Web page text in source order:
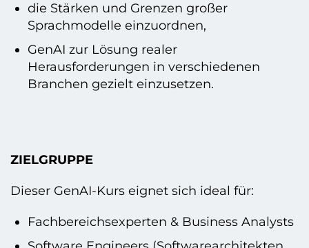
die Stärken und Grenzen großer
Sprachmodelle einzuordnen,
GenAI zur Lösung realer
Herausforderungen in verschiedenen
Branchen gezielt einzusetzen.
ZIELGRUPPE
Dieser GenAI-Kurs eignet sich ideal für:
Fachbereichsexperten & Business Analysts